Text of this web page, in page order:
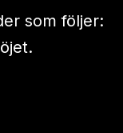
som följer: